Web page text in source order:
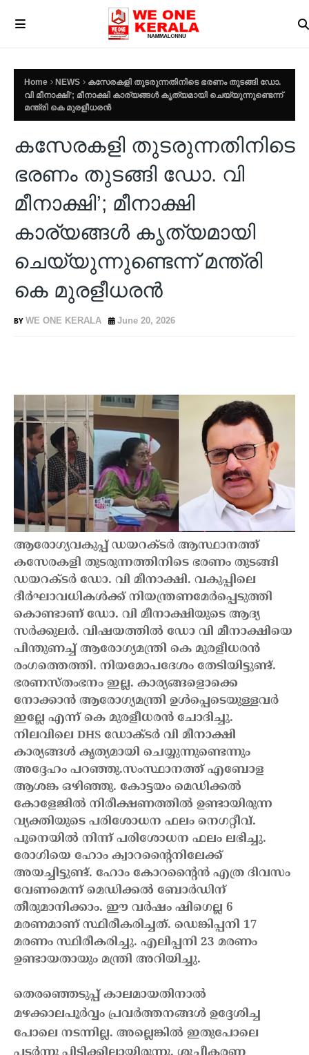
Home NEWS
കസേരകളി തുടരുന്നതിനിടെ ഭരണം തുടങ്ങി ഡോ.
വി മീനാക്ഷി’; മീനാക്ഷി കാര്യങ്ങൾ കൃത്യമായി ചെയ്യുന്നുണ്ടെന്ന്
മന്ത്രി കെ മുരളീധരൻ
കസേരകളി തുടരുന്നതിനിടെ
ഭരണം തുടങ്ങി ഡോ. വി
മീനാക്ഷി’; മീനാക്ഷി
കാര്യങ്ങൾ കൃത്യമായി
ചെയ്യുന്നുണ്ടെന്ന് മന്ത്രി
കെ മുരളീധരൻ
WE ONE KERALA June 20, 2026
ആരോഗ്യവകുപ്പ് ഡയറക്ടർ ആസ്ഥാനത്ത്
കസേരകളി തുടരുന്നത്തിനിടെ ഭരണം തുടങ്ങി
ഡയറക്ടർ ഡോ. വി മീനാക്ഷി. വകുപ്പിലെ
ദീർഘാവധികൾക്ക് നിയന്ത്രണമേർപ്പെടുത്തി
കൊണ്ടാണ് ഡോ. വി മീനാക്ഷിയുടെ ആദ്യ
സർക്കുലർ. വിഷയത്തിൽ ഡോ വി മീനാക്ഷിയെ
പിന്തുണച്ച് ആരോഗ്യമന്ത്രി കെ മുരളീധരൻ
രംഗത്തെത്തി. നിയമോപദേശം തേടിയിട്ടുണ്ട്.
ഭരണസ്തംഭനം ഇല്ല. കാര്യങ്ങളൊക്കെ
നോക്കാൻ ആരോഗ്യമന്ത്രി ഉൾപ്പെടെയുള്ളവർ
ഇല്ലേ എന്ന് കെ മുരളീധരൻ ചോദിച്ചു.
നിലവിലെ DHS ഡോക്ടർ വി മീനാക്ഷി
കാര്യങ്ങൾ കൃത്യമായി ചെയ്യുന്നുണ്ടെന്നും
അദ്ദേഹം പറഞ്ഞു.സംസ്ഥാനത്ത് എബോള
ആശങ്ക ഒഴിഞ്ഞു. കോട്ടയം മെഡിക്കൽ
കോളേജിൽ നിരീക്ഷണത്തിൽ ഉണ്ടായിരുന്ന
വ്യക്തിയുടെ പരിശോധന ഫലം നെഗറ്റീവ്.
പൂനെയിൽ നിന്ന് പരിശോധന ഫലം ലഭിച്ചു.
രോഗിയെ ഹോം ക്വാറന്റൈനിലേക്ക്
അയച്ചിട്ടുണ്ട്. ഹോം കോറന്റൈൻ എത്ര ദിവസം
വേണമെന്ന് മെഡിക്കൽ ബോർഡിന്
തീരുമാനിക്കാം. ഈ വർഷം ഷിഗെല്ല 6
മരണമാണ് സ്ഥിരീകരിച്ചത്. ഡെങ്കിപ്പനി 17
മരണം സ്ഥിരീകരിച്ചു. എലിപ്പനി 23 മരണം
ഉണ്ടായതായും മന്ത്രി അറിയിച്ചു.
തെരഞ്ഞെടുപ്പ് കാലമായതിനാൽ
മഴക്കാലപൂർവ്വം പ്രവർത്തനങ്ങൾ ഉദ്ദേശിച്ച
പോലെ നടന്നില്ല. അല്ലെങ്കിൽ ഇതുപോലെ